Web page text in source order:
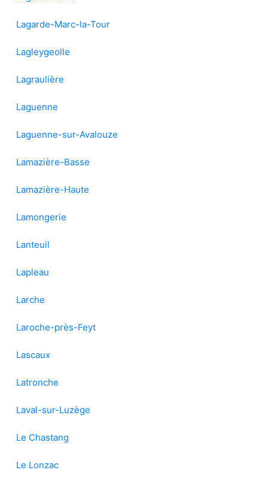
Lagarde-Marc-la-Tour
Lagleygeolle
Lagraulière
Laguenne
Laguenne-sur-Avalouze
Lamazière-Basse
Lamazière-Haute
Lamongerie
Lanteuil
Lapleau
Larche
Laroche-près-Feyt
Lascaux
Latronche
Laval-sur-Luzège
Le Chastang
Le Lonzac